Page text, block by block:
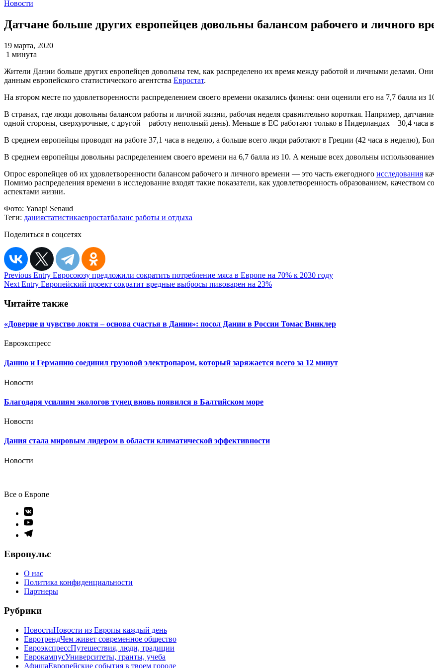
Новости
Датчане больше других европейцев довольны балансом рабочего и личного
19 марта, 2020
1 минута
Жители Дании больше других европейцев довольны тем, как распределено их время между работой и личными делами. Они
данным европейского статистического агентства Евростат.
На втором месте по удовлетворенности распределением своего времени оказались финны: они оценили его на 7,7 балла
В странах, где люди довольны балансом работы и личной жизни, рабочая неделя сравнительно короткая. Например,
одной стороны, сверхурочные, с другой – работу неполный день). Меньше в ЕС работают только в Нидерландах – 30,4 часа
В среднем европейцы проводят на работе 37,1 часа в неделю, а больше всего люди работают в Греции (42 часа в неделю),
В среднем европейцы довольны распределением своего времени на 6,7 балла из 10. А меньше всех довольны
Опрос европейцев об их удовлетворенности балансом рабочего и личного времени — это часть ежегодного исследования
Помимо распределения времени в исследование входят такие показатели, как удовлетворенность образованием,
аспектами жизни.
Фото: Yanapi Senaud
Теги: даниястатистикаевростатбаланс работы и отдыха
Поделиться в соцсетях
Навигация
по
записям
Previous Entry Евросоюзу предложили сократить потребление мяса в Европе на 70% к 2030 году
Next Entry Европейский проект сократит вредные выбросы пивоварен на 23%
Читайте также
«Доверие и чувство локтя – основа счастья в Дании»: посол Дании в России Томас Винклер
Евроэкспресс
Данию и Германию соединил грузовой электропаром, который заряжается всего за 12 минут
Новости
Благодаря усилиям экологов тунец вновь появился в Балтийском море
Новости
Дания стала мировым лидером в области климатической эффективности
Новости
Все о Европе
Элемент
меню
Элемент
меню
Элемент
Европульс
О нас
Политика конфиденциальности
Партнеры
Рубрики
НовостиНовости из Европы каждый день
ЕвротрендЧем живет современное общество
ЕвроэкспрессПутешествия, люди, традиции
ЕврокампусУниверситеты, гранты, учеба
АфишаЕвропейские события в твоем городе